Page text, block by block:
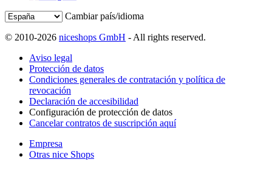
Cambiar país/idioma
© 2010-2026 niceshops GmbH - All rights reserved.
Aviso legal
Protección de datos
Condiciones generales de contratación y política de
revocación
Declaración de accesibilidad
Configuración de protección de datos
Cancelar contratos de suscripción aquí
Empresa
Otras nice Shops